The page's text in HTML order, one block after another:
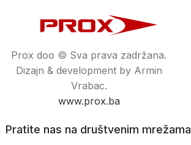
Prox doo © Sva prava zadržana.
Dizajn & development by Armin
Vrabac.
www.prox.ba
Pratite nas na društvenim mrežama